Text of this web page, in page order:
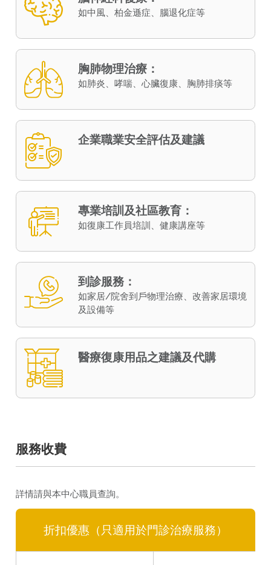
如中風、柏金遜症、腦退化症等
胸肺物理治療：
如肺炎、哮喘、心臟復康、胸肺排痰等
企業職業安全評估及建議
專業培訓及社區教育：
如復康工作員培訓、健康講座等
到診服務：
如家居/院舍到戶物理治療、改善家居環境
及設備等
醫療復康用品之建議及代購
服務收費
詳情請與本中心職員查詢。
折扣優惠（只適用於門診治療服務）